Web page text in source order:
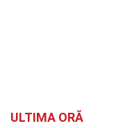
ULTIMA ORĂ